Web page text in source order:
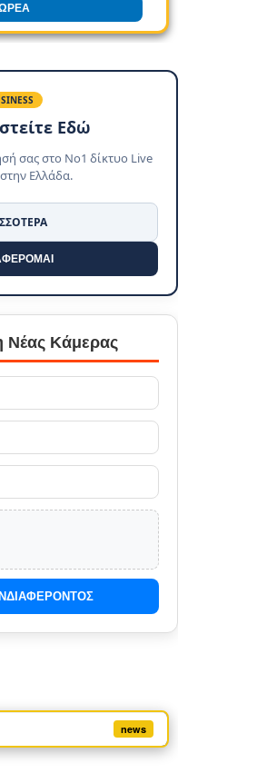
Εδώ
σας στο No1 δίκτυο Live
Ελλάδα.
Νέας Κάμερας
news